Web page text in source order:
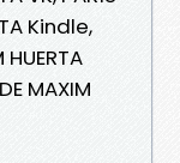
Kindle,
HUERTA
MAXIM